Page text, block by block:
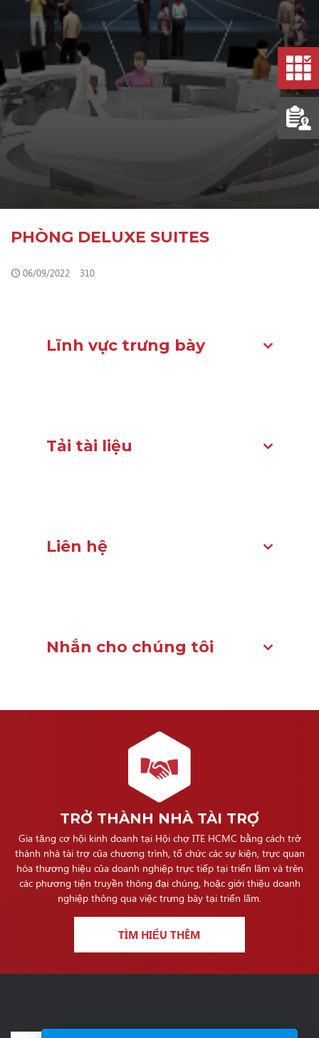
PHÒNG DELUXE SUITES
06/09/2022 310
Lĩnh vực trưng bày
Tải tài liệu
Liên hệ
Nhắn cho chúng tôi
TRỞ THÀNH NHÀ TÀI TRỢ
Gia tăng cơ hội kinh doanh tại Hội chợ ITE HCMC bằng cách trở
thành nhà tài trợ của chương trình, tổ chức các sự kiện, trực quan
hóa thương hiệu của doanh nghiệp trực tiếp tại triển lãm và trên
các phương tiện truyền thông đại chúng, hoặc giới thiệu doanh
nghiệp thông qua việc trưng bày tại triển lãm.
TÌM HIỂU THÊM